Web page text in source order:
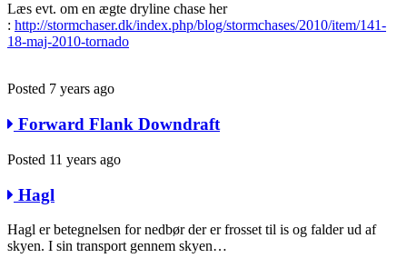
Læs evt. om en ægte dryline chase her
: http://stormchaser.dk/index.php/blog/stormchases/2010/item/141-
18-maj-2010-tornado
Posted 7 years ago
Forward Flank Downdraft
Posted 11 years ago
Hagl
Hagl er betegnelsen for nedbør der er frosset til is og falder ud af
skyen. I sin transport gennem skyen…